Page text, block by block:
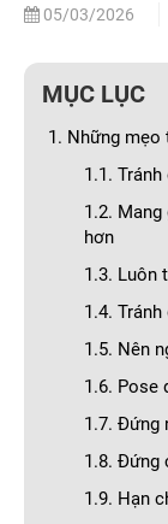
05/03/2026
MỤC LỤC
1. Những mẹo
1.1.
1.2.
hơn
1.3. Luôn
1.4.
1.5. Nên
1.6. Pose
1.7. Đứng
1.8. Đứng
1.9. Hạn